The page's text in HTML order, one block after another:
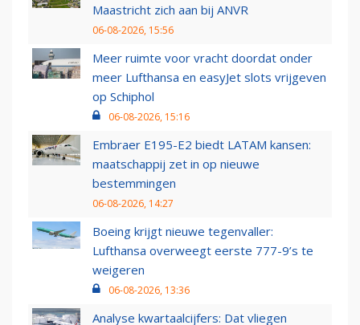
Maastricht zich aan bij ANVR
06-08-2026, 15:56
Meer ruimte voor vracht doordat onder
meer Lufthansa en easyJet slots vrijgeven
op Schiphol
06-08-2026, 15:16
Embraer E195-E2 biedt LATAM kansen:
maatschappij zet in op nieuwe
bestemmingen
06-08-2026, 14:27
Boeing krijgt nieuwe tegenvaller:
Lufthansa overweegt eerste 777-9’s te
weigeren
06-08-2026, 13:36
Analyse kwartaalcijfers: Dat vliegen